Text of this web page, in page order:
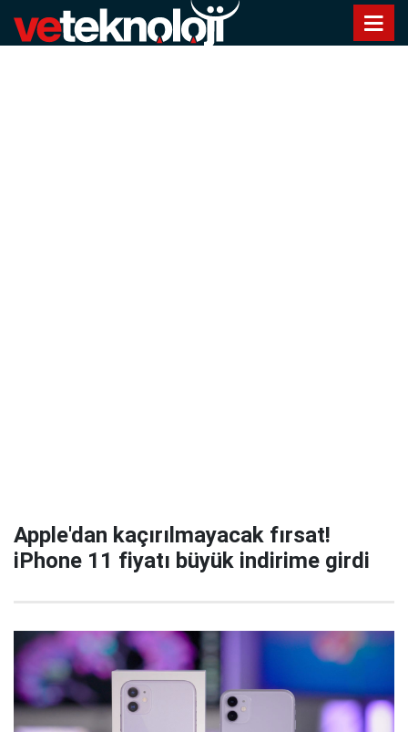
Apple'dan kaçırılmayacak fırsat!
iPhone 11 fiyatı büyük indirime girdi